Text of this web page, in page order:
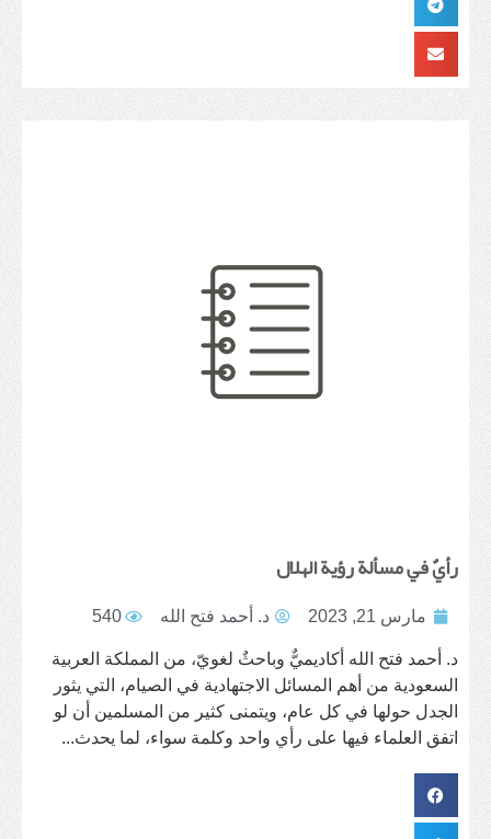
رأيٌ في مسألة رؤية الهلال
مارس 21, 2023 د. أحمد فتح الله 540
د. أحمد فتح الله أكاديميٌّ وباحثٌ لغويّ، من المملكة العربية
السعودية من أهم المسائل الاجتهادية في الصيام، التي يثور
الجدل حولها في كل عام، ويتمنى كثير من المسلمين أن لو
اتفق العلماء فيها على رأي واحد وكلمة سواء، لما يحدث...